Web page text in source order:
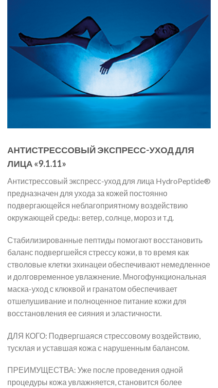
АНТИСТРЕССОВЫЙ ЭКСПРЕСС-УХОД ДЛЯ
ЛИЦА «9.1.11»
Антистрессовый экспресс-уход для лица HydroPeptide®
предназначен для ухода за кожей постоянно
подвергающейся неблагоприятному воздействию
окружающей среды: ветер, солнце, мороз и т.д.
Стабилизированные пептиды помогают восстановить
баланс подвергшейся стрессу кожи, в то время как
стволовые клетки эхинацеи обеспечивают немедленное
и долговременное увлажнение. Многофункциональная
маска-уход с клюквой и гранатом обеспечивает
отшелушивание и полноценное питание кожи для
восстановления ее сияния и эластичности.
ДЛЯ КОГО: Подвергшаяся стрессовому воздействию,
тусклая и уставшая кожа с нарушенным балансом.
ПРЕИМУЩЕСТВА: Уже после проведения одной
процедуры кожа увлажняется, становится более